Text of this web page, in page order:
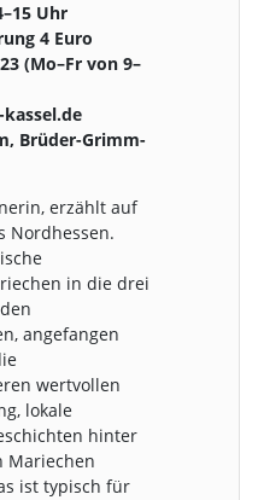
Uhr
4 Euro
(Mo–Fr von 9–
Brüder-Grimm-
erzählt auf
Nordhessen.
in die drei
angefangen
wertvollen
lokale
hinter
Mariechen
ist typisch für